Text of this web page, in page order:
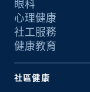
眼科
心理健康
社工服務
健康教育
社區健康